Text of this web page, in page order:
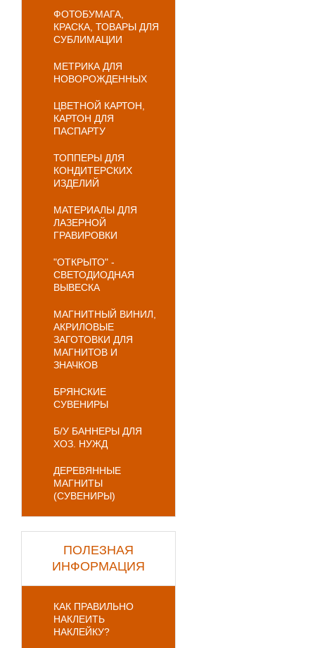
ФОТОБУМАГА,
КРАСКА, ТОВАРЫ ДЛЯ
СУБЛИМАЦИИ
МЕТРИКА ДЛЯ
НОВОРОЖДЕННЫХ
ЦВЕТНОЙ КАРТОН,
КАРТОН ДЛЯ
ПАСПАРТУ
ТОППЕРЫ ДЛЯ
КОНДИТЕРСКИХ
ИЗДЕЛИЙ
МАТЕРИАЛЫ ДЛЯ
ЛАЗЕРНОЙ
ГРАВИРОВКИ
"ОТКРЫТО" -
СВЕТОДИОДНАЯ
ВЫВЕСКА
МАГНИТНЫЙ ВИНИЛ,
АКРИЛОВЫЕ
ЗАГОТОВКИ ДЛЯ
МАГНИТОВ И
ЗНАЧКОВ
БРЯНСКИЕ
СУВЕНИРЫ
Б/У БАННЕРЫ ДЛЯ
ХОЗ. НУЖД
ДЕРЕВЯННЫЕ
МАГНИТЫ
(СУВЕНИРЫ)
ПОЛЕЗНАЯ
ИНФОРМАЦИЯ
КАК ПРАВИЛЬНО
НАКЛЕИТЬ
НАКЛЕЙКУ?